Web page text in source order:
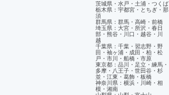
茨城県・水戸・土浦・つくば
栃木県：宇都宮・とちぎ・那
須
群馬県：群馬・高崎・前橋
埼玉県：大宮・所沢・春日
部・熊谷・川口・越谷・川
越
千葉県：千葉・習志野・野
田・袖ヶ浦・成田・柏・松
戸・市川・船橋・市原
東京都：品川・足立・練馬・
多摩・八王子・世田谷・杉
並・江東・葛飾・板橋
神奈川県：横浜・川崎・相
模・湘南